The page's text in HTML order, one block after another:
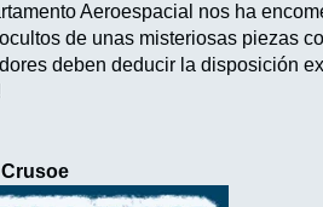
Aeroespacial nos ha
de unas misteriosas piezas
deben deducir la disposición